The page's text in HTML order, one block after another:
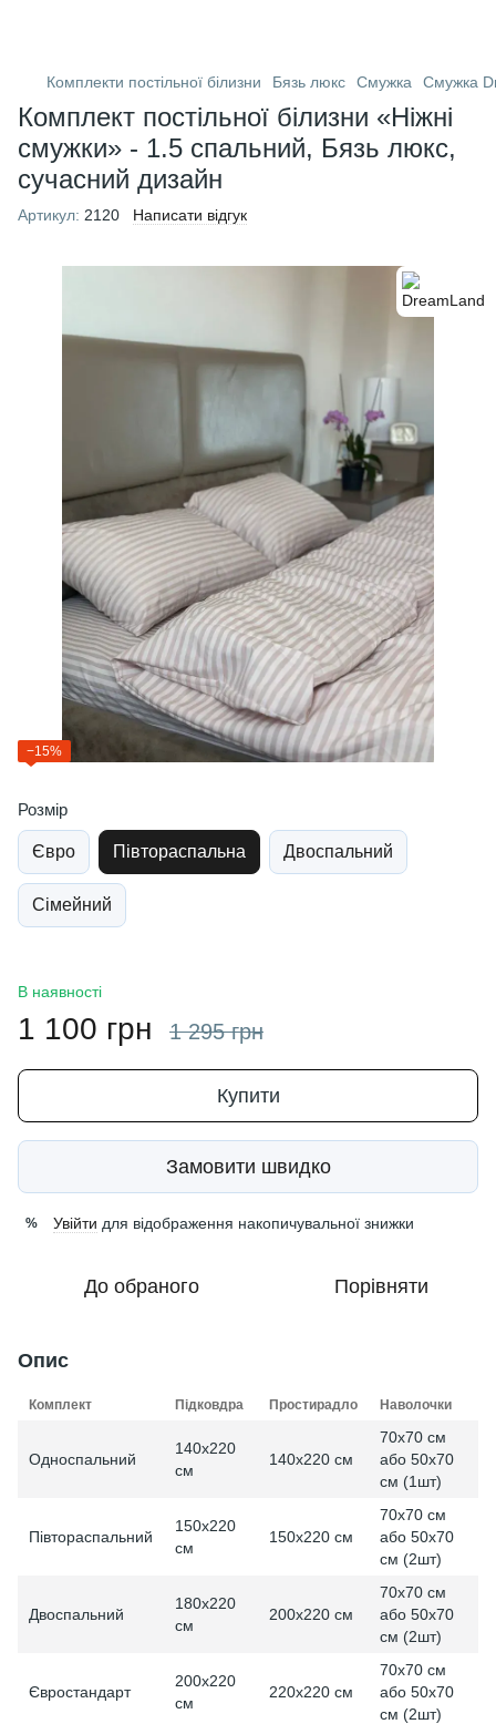
Комплекти постільної білизни Бязь люкс Смужка Смужка
Комплект постільної білизни «Ніжні
смужки» - 1.5 спальний, Бязь люкс,
сучасний дизайн
Артикул: 2120 Написати відгук
−15%
Розмір
Євро Півтораспальна Двоспальний
Сімейний
В наявності
1 100 грн 1 295 грн
Купити
Замовити швидко
% Увійти для відображення накопичувальної знижки
До обраного Порівняти
Опис
Комплект Підковдра Простирадло Наволочки
Односпальний
140x220
см
140x220 см
70x70 см
або 50x70
см (1шт)
Півтораспальний
150x220
см
150x220 см
70x70 см
або 50x70
см (2шт)
Двоспальний
180x220
см
200x220 см
70x70 см
або 50x70
см (2шт)
Євростандарт
200x220
см
220x220 см
70x70 см
або 50x70
см (2шт)